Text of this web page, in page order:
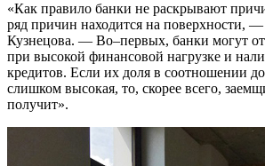
«Как правило банки не раскрывают
ряд причин находится на поверхности, —
Кузнецова. — Во–первых, банки могут
при высокой финансовой нагрузке и
кредитов. Если их доля в соотношении
слишком высокая, то, скорее всего,
получит».